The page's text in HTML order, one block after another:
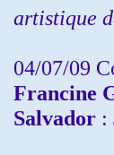
artistique
04/07/09
Francine
Salvador :